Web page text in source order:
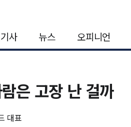
사 뉴스 오피니언
은 고장 난 걸까
대표